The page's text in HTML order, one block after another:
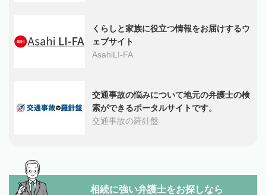
くらしと家族に役立つ情報をお届けするウ
ェブサイト
AsahiLI-FA
交通事故の悩みについて地元の弁護士の検
索ができるポータルサイトです。
交通事故の羅針盤
相続に強い弁護士をお探しなら